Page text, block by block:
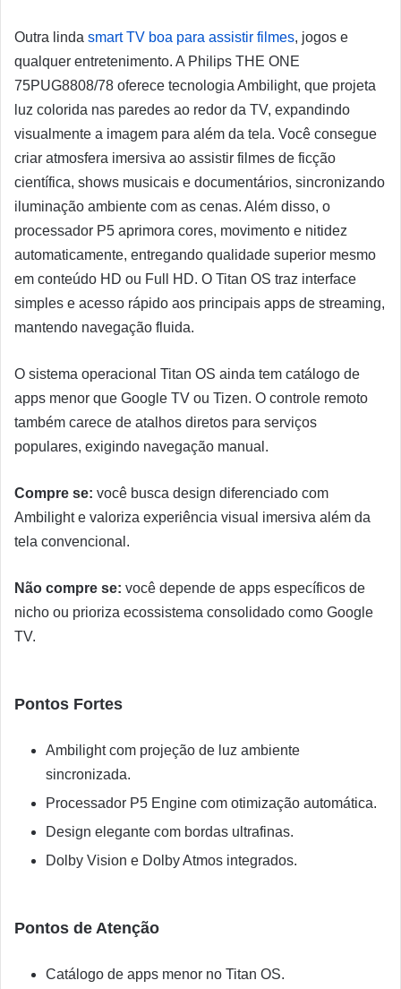
Outra linda smart TV boa para assistir filmes, jogos e
qualquer entretenimento. A Philips THE ONE
75PUG8808/78 oferece tecnologia Ambilight, que projeta
luz colorida nas paredes ao redor da TV, expandindo
visualmente a imagem para além da tela. Você consegue
criar atmosfera imersiva ao assistir filmes de ficção
científica, shows musicais e documentários, sincronizando
iluminação ambiente com as cenas. Além disso, o
processador P5 aprimora cores, movimento e nitidez
automaticamente, entregando qualidade superior mesmo
em conteúdo HD ou Full HD. O Titan OS traz interface
simples e acesso rápido aos principais apps de streaming,
mantendo navegação fluida.
O sistema operacional Titan OS ainda tem catálogo de
apps menor que Google TV ou Tizen. O controle remoto
também carece de atalhos diretos para serviços
populares, exigindo navegação manual.
Compre se: você busca design diferenciado com
Ambilight e valoriza experiência visual imersiva além da
tela convencional.
Não compre se: você depende de apps específicos de
nicho ou prioriza ecossistema consolidado como Google
TV.
Pontos Fortes
Ambilight com projeção de luz ambiente
sincronizada.
Processador P5 Engine com otimização automática.
Design elegante com bordas ultrafinas.
Dolby Vision e Dolby Atmos integrados.
Pontos de Atenção
Catálogo de apps menor no Titan OS.